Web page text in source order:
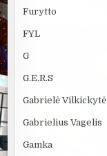
Furytto
FYL
G
G.E.R.S
Gabrielė Vilkickytė
Gabrielius Vagelis
Gamka